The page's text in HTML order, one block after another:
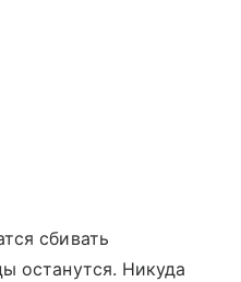
сбивать
останутся. Никуда